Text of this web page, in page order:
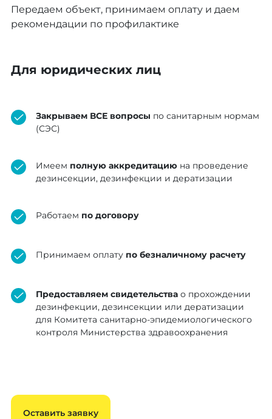
Передаем объект, принимаем оплату и даем
рекомендации по профилактике
Для юридических лиц
Закрываем ВСЕ вопросы по санитарным нормам
(СЭС)
Имеем полную аккредитациюна проведение
дезинсекции, дезинфекции и дератизации
Работаем по договору
Принимаем оплату по безналичному расчету
Предоставляем свидетельствао прохождении
дезинфекции, дезинсекции или дератизации
для Комитета санитарно-эпидемиологического
контроля Министерства здравоохранения
Оставить заявку